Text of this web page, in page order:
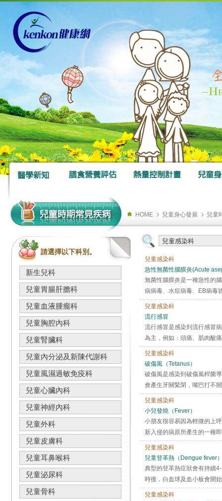
HOME 兒童身心發展 兒童
請選擇以下科別。
新生兒科
兒童胃腸肝膽科
兒童血液腫瘤科
兒童胸腔內科
兒童腎臟科
兒童內分泌及新陳代謝科
兒童風濕過敏免疫科
兒童心臟內科
兒童神經內科
兒童外科
兒童皮膚科
兒童耳鼻喉科
兒童泌尿科
兒童骨科
兒童感染科
急性無菌性腦膜炎(Acute
無菌性腦膜炎是一種急性的
病病毒、水痘病毒、EB病毒
兒童感染科
流行感冒
流行感冒是感染到流行感冒
為主，例如：頭痛、肌肉酸
兒童感染科
破傷風（Tetanus）
破傷風是感染到破傷風桿菌
會產生牙關緊閉，嘴巴打不
兒童感染科
小兒發燒（Fever）
小朋友很容易因為輕微的上
新入侵的病原所產生的一種
兒童感染科
兒童登革熱（Dengue fever
典型的登革熱症狀會有持續
時後，白血球及血小板會開
兒童感染科